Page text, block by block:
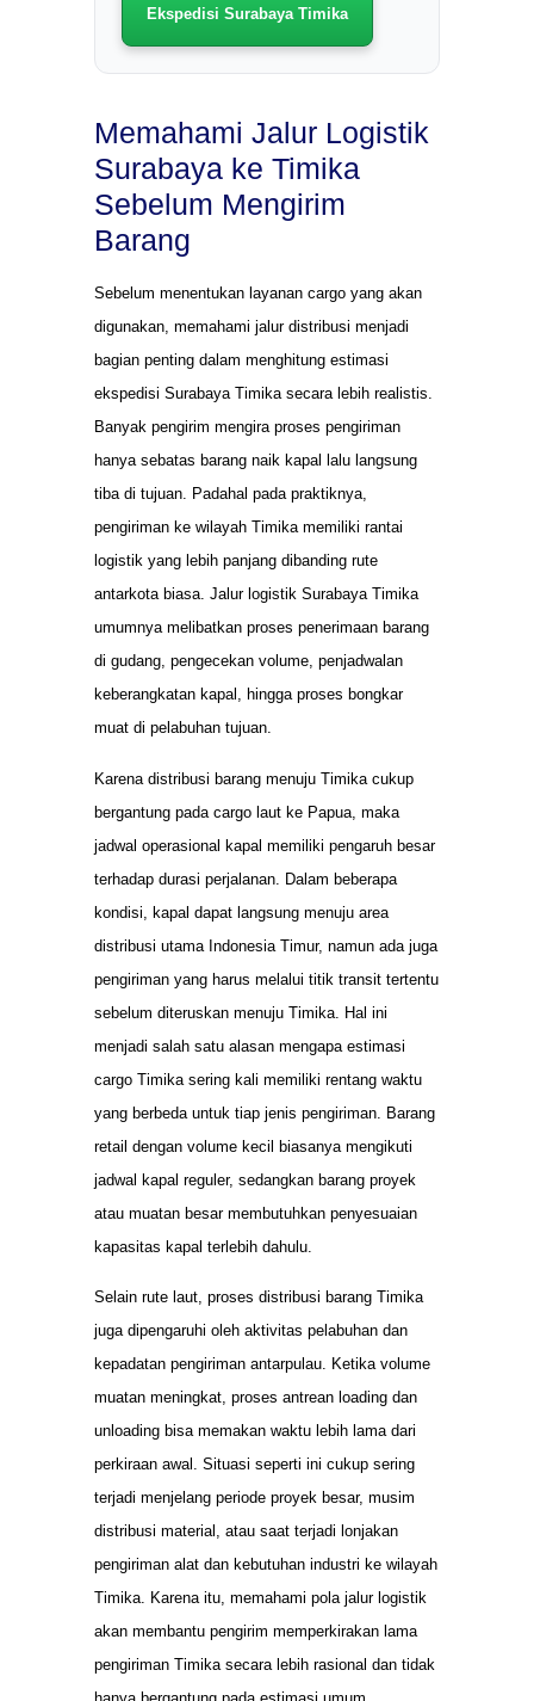
Ekspedisi Surabaya Timika
Memahami Jalur Logistik
Surabaya ke Timika
Sebelum Mengirim
Barang
Sebelum menentukan layanan cargo yang akan
digunakan, memahami jalur distribusi menjadi
bagian penting dalam menghitung estimasi
ekspedisi Surabaya Timika secara lebih realistis.
Banyak pengirim mengira proses pengiriman
hanya sebatas barang naik kapal lalu langsung
tiba di tujuan. Padahal pada praktiknya,
pengiriman ke wilayah Timika memiliki rantai
logistik yang lebih panjang dibanding rute
antarkota biasa. Jalur logistik Surabaya Timika
umumnya melibatkan proses penerimaan barang
di gudang, pengecekan volume, penjadwalan
keberangkatan kapal, hingga proses bongkar
muat di pelabuhan tujuan.
Karena distribusi barang menuju Timika cukup
bergantung pada cargo laut ke Papua, maka
jadwal operasional kapal memiliki pengaruh besar
terhadap durasi perjalanan. Dalam beberapa
kondisi, kapal dapat langsung menuju area
distribusi utama Indonesia Timur, namun ada juga
pengiriman yang harus melalui titik transit tertentu
sebelum diteruskan menuju Timika. Hal ini
menjadi salah satu alasan mengapa estimasi
cargo Timika sering kali memiliki rentang waktu
yang berbeda untuk tiap jenis pengiriman. Barang
retail dengan volume kecil biasanya mengikuti
jadwal kapal reguler, sedangkan barang proyek
atau muatan besar membutuhkan penyesuaian
kapasitas kapal terlebih dahulu.
Selain rute laut, proses distribusi barang Timika
juga dipengaruhi oleh aktivitas pelabuhan dan
kepadatan pengiriman antarpulau. Ketika volume
muatan meningkat, proses antrean loading dan
unloading bisa memakan waktu lebih lama dari
perkiraan awal. Situasi seperti ini cukup sering
terjadi menjelang periode proyek besar, musim
distribusi material, atau saat terjadi lonjakan
pengiriman alat dan kebutuhan industri ke wilayah
Timika. Karena itu, memahami pola jalur logistik
akan membantu pengirim memperkirakan lama
pengiriman Timika secara lebih rasional dan tidak